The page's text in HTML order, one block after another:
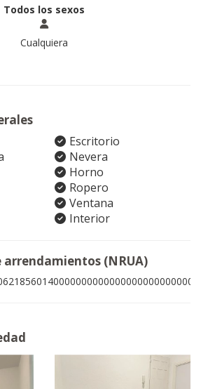
Todos los sexos
Cualquiera
Escritorio
Nevera
Horno
Ropero
Ventana
Interior
arrendamientos (NRUA)